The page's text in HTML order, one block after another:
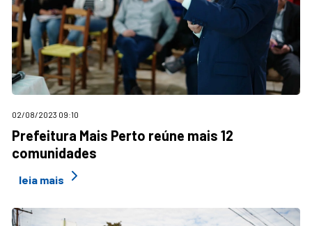
02/08/2023 09:10
Prefeitura Mais Perto reúne mais 12
comunidades
leia mais